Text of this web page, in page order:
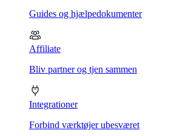
Guides og hjælpedokumenter
Affiliate
Bliv partner og tjen sammen
Integrationer
Forbind værktøjer ubesværet